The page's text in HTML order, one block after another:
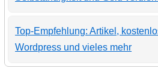
Top-Empfehlung: Artikel,
Wordpress und vieles mehr